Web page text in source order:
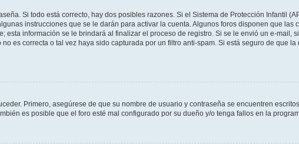
Si todo está correcto, hay dos posibles razones. Si el Sistema de Protección Infantil
instrucciones que se le darán para activar la cuenta. Algunos foros disponen que las
esta información se le brindará al finalizar el proceso de registro. Si se le envió un e-mail,
es correcta o tal vez haya sido capturada por un filtro anti-spam. Si está seguro de que
Primero, asegúrese de que su nombre de usuario y contraseña se encuentren
es posible que el foro esté mal configurado por su dueño y/o tenga fallos en la